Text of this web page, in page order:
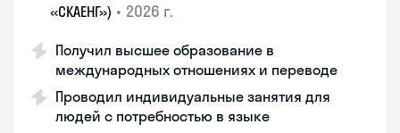
«СКАЕНГ») • 2026 г.
Получил высшее образование в
международных отношениях и переводе
Проводил индивидуальные занятия для
людей с потребностью в языке